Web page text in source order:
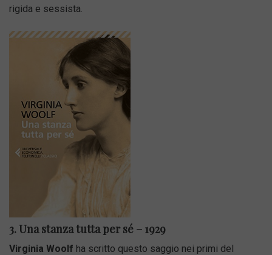
rigida e sessista.
3. Una stanza tutta per sé – 1929
Virginia Woolf ha scritto questo saggio nei primi del